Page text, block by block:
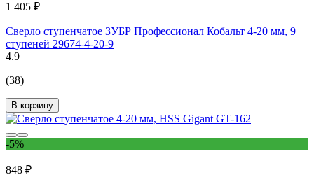
1 405 ₽
Сверло ступенчатое ЗУБР Профессионал Кобальт 4-20 мм, 9
ступеней 29674-4-20-9
4.9
(38)
В корзину
-5%
848 ₽